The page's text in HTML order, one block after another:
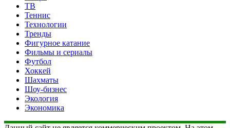
ТВ
Теннис
Технологии
Тренды
Фигурное катание
Фильмы и сериалы
Футбол
Хоккей
Шахматы
Шоу-бизнес
Экология
Экономика